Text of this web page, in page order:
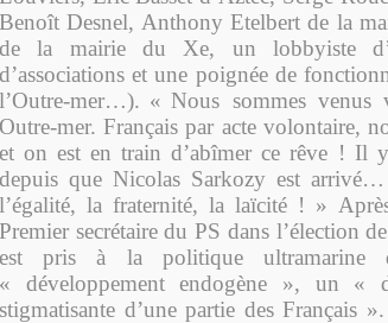
Benoît Desnel, Anthony Etelbert de la
de la mairie du Xe, un lobbyiste
d’associations et une poignée de
l’Outre-mer…). « Nous sommes
Outre-mer. Français par acte volontaire,
et on est en train d’abîmer ce rêve ! Il
depuis que Nicolas Sarkozy est
l’égalité, la fraternité, la laïcité ! »
Premier secrétaire du PS dans l’élection
est pris à la politique ultramarine
« développement endogène », un «
stigmatisante d’une partie des Français ».